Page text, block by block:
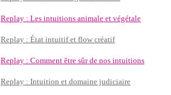
Replay : Les intuitions animale et végétale
Replay : État intuitif et flow créatif
Replay : Comment être sûr de nos intuitions
Replay : Intuition et domaine judiciaire